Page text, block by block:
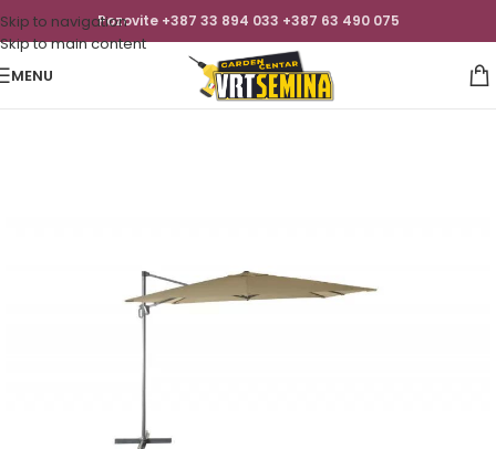
Skip to navigation
Skip to main content
Pozovite +387 33 894 033 +387 63 490 075
MENU